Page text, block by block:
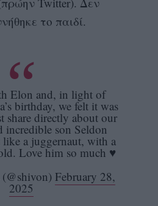
το παιδί.
Elon and, in light of
birthday, we felt it was
share directly about our
incredible son Seldon
a juggernaut, with a
Love him so much ♥️
February 28,
2025